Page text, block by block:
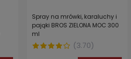
Spray na mrówki, karaluchy i
pająki BROS ZIELONA MOC 300
ml
(3.70)